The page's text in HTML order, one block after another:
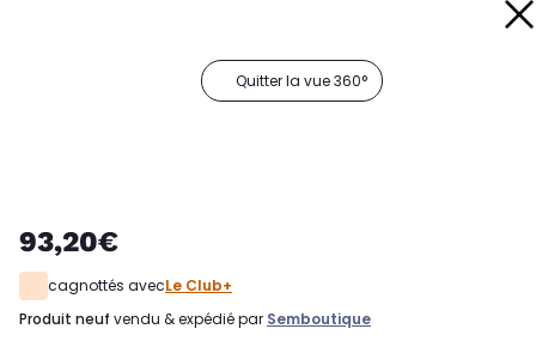
Quitter la vue 360°
93,20€
cagnottés avecLe Club+
produit neuf vendu & expédié par Semboutique